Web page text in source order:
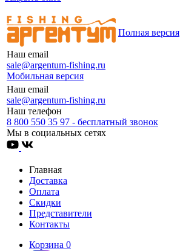
Наш email
sale@argentum-fishing.ru
Мобильная версия
Полная версия
Наш email
sale@argentum-fishing.ru
Наш телефон
8 800 550 35 97 - бесплатный звонок
Мы в социальных сетях
Главная
Доставка
Оплата
Скидки
Представители
Контакты
Корзина 0